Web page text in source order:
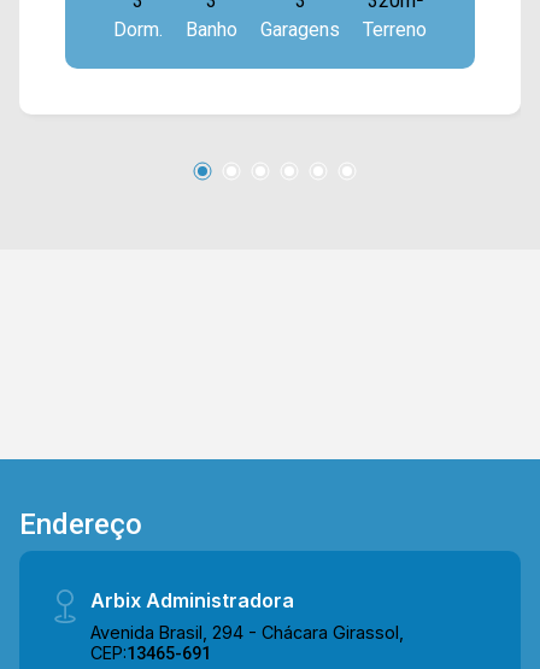
também um subsolo com diversas áreas. > 03
dormitórios; > 03 banheiros; > 03 vagas de
garagem. Localizado em Americana, o imóvel
interesse e comércio local como
saúde, escolas, restaurantes e entre outros.
Dorm.
Banho
Garagens
Terreno
Endereço
Arbix Administradora
Avenida Brasil, 294 - Chácara Girassol,
CEP:13465-691